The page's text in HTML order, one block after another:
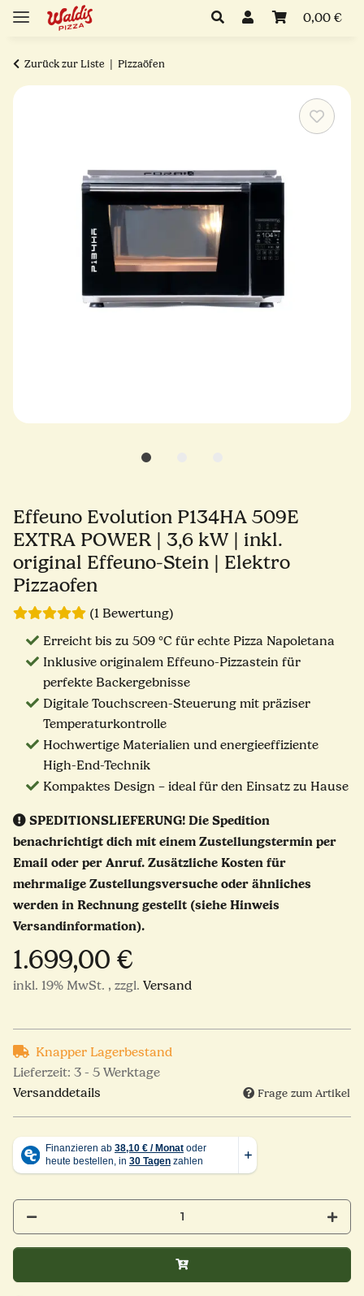
0,00 €
Zurück zur Liste Pizzaöfen
Effeuno Evolution P134HA 509E
EXTRA POWER | 3,6 kW | inkl.
original Effeuno-Stein | Elektro
Pizzaofen
(1 Bewertung)
Erreicht bis zu 509 °C für echte Pizza Napoletana
Inklusive originalem Effeuno-Pizzastein für
perfekte Backergebnisse
Digitale Touchscreen-Steuerung mit präziser
Temperaturkontrolle
Hochwertige Materialien und energieeffiziente
High-End-Technik
Kompaktes Design – ideal für den Einsatz zu Hause
SPEDITIONSLIEFERUNG! Die Spedition
benachrichtigt dich mit einem Zustellungstermin per
Email oder per Anruf. Zusätzliche Kosten für
mehrmalige Zustellungsversuche oder ähnliches
werden in Rechnung gestellt (siehe Hinweis
Versandinformation).
1.699,00 €
inkl. 19% MwSt. , zzgl. Versand
Knapper Lagerbestand
Lieferzeit: 3 - 5 Werktage
Versanddetails
Frage zum Artikel